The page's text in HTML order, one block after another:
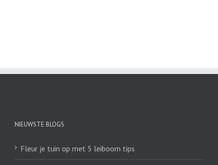
NIEUWSTE BLOGS
Fleur je tuin op met 5 leiboom tips